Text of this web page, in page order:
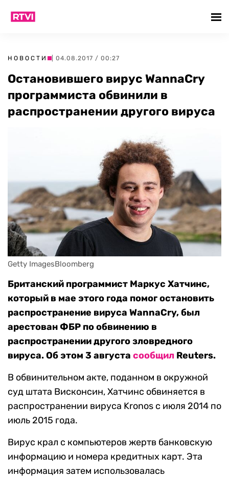
НОВОСТИ | 04.08.2017 / 00:27
Остановившего вирус WannaCry
программиста обвинили в
распространении другого вируса
Getty ImagesBloomberg
Британский программист Маркус Хатчинс,
который в мае этого года помог остановить
распространение вируса WannaCry, был
арестован ФБР по обвинению в
распространении другого зловредного
вируса. Об этом 3 августа сообщил Reuters.
В обвинительном акте, поданном в окружной
суд штата Висконсин, Хатчинс обвиняется в
распространении вируса Kronos с июля 2014 по
июль 2015 года.
Вирус крал с компьютеров жертв банковскую
информацию и номера кредитных карт. Эта
информация затем использовалась